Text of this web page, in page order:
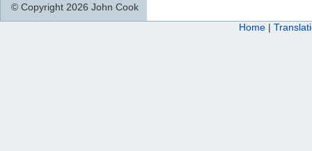
© Copyright 2026 John Cook
Home |